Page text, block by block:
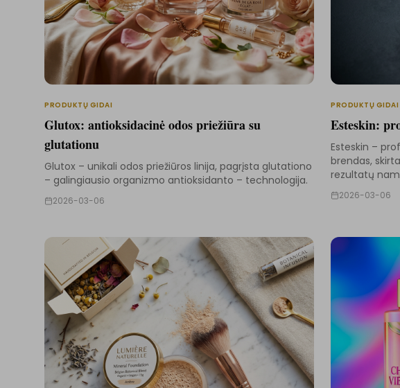
PRODUKTŲ GIDAI
Glutox: antioksidacinė odos priežiūra su
glutationu
Glutox – unikali odos priežiūros linija, pagrįsta glutationo
– galingiausio organizmo antioksidanto – technologija.
2026-03-06
PRODUKTŲ GIDAI
Esteskin:
Esteskin –
brendas,
rezultatų
2026-03-06